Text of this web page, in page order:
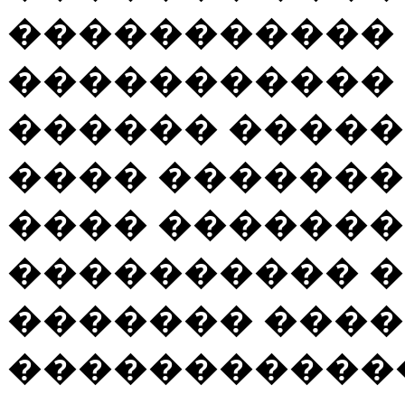
�����������
�����������
������
����
����
����������
�������